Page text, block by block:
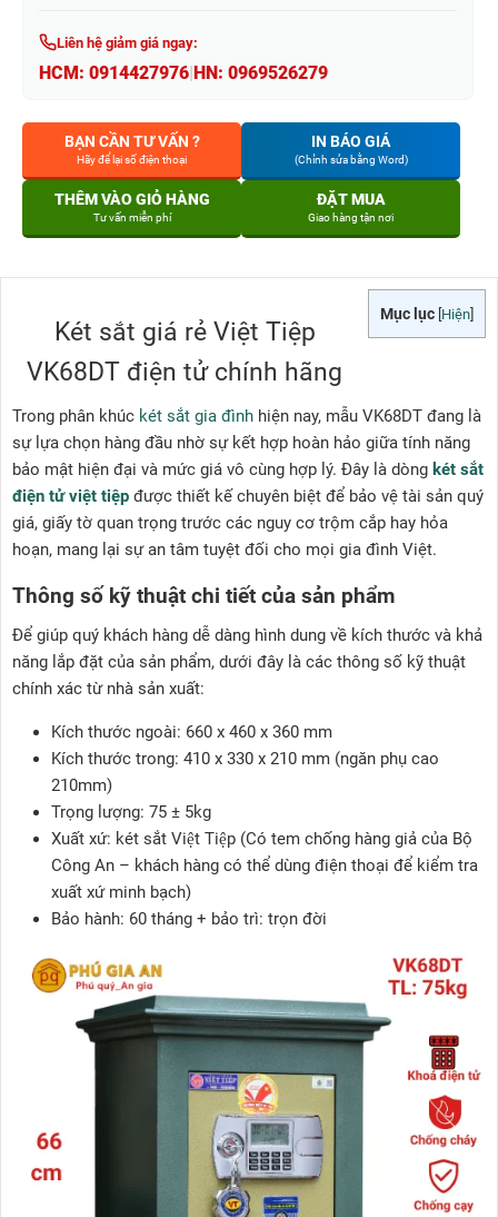
Liên hệ giảm giá ngay:
HCM: 0914427976 HN: 0969526279
BẠN CẦN TƯ VẤN ?
Hãy để lại số điện thoại
IN BÁO GIÁ
(Chỉnh sửa bằng Word)
THÊM VÀO GIỎ HÀNG
Tư vấn miễn phí
ĐẶT MUA
Giao hàng tận nơi
Mục lục Hiện
Két sắt giá rẻ Việt Tiệp
VK68DT điện tử chính hãng
Trong phân khúc két sắt gia đình hiện nay, mẫu VK68DT đang là
sự lựa chọn hàng đầu nhờ sự kết hợp hoàn hảo giữa tính năng
bảo mật hiện đại và mức giá vô cùng hợp lý. Đây là dòng két sắt
điện tử việt tiệp được thiết kế chuyên biệt để bảo vệ tài sản quý
giá, giấy tờ quan trọng trước các nguy cơ trộm cắp hay hỏa
hoạn, mang lại sự an tâm tuyệt đối cho mọi gia đình Việt.
Thông số kỹ thuật chi tiết của sản phẩm
Để giúp quý khách hàng dễ dàng hình dung về kích thước và khả
năng lắp đặt của sản phẩm, dưới đây là các thông số kỹ thuật
chính xác từ nhà sản xuất:
Kích thước ngoài: 660 x 460 x 360 mm
Kích thước trong: 410 x 330 x 210 mm (ngăn phụ cao
210mm)
Trọng lượng: 75 ± 5kg
Xuất xứ: két sắt Việt Tiệp (Có tem chống hàng giả của Bộ
Công An – khách hàng có thể dùng điện thoại để kiểm tra
xuất xứ minh bạch)
Bảo hành: 60 tháng + bảo trì: trọn đời